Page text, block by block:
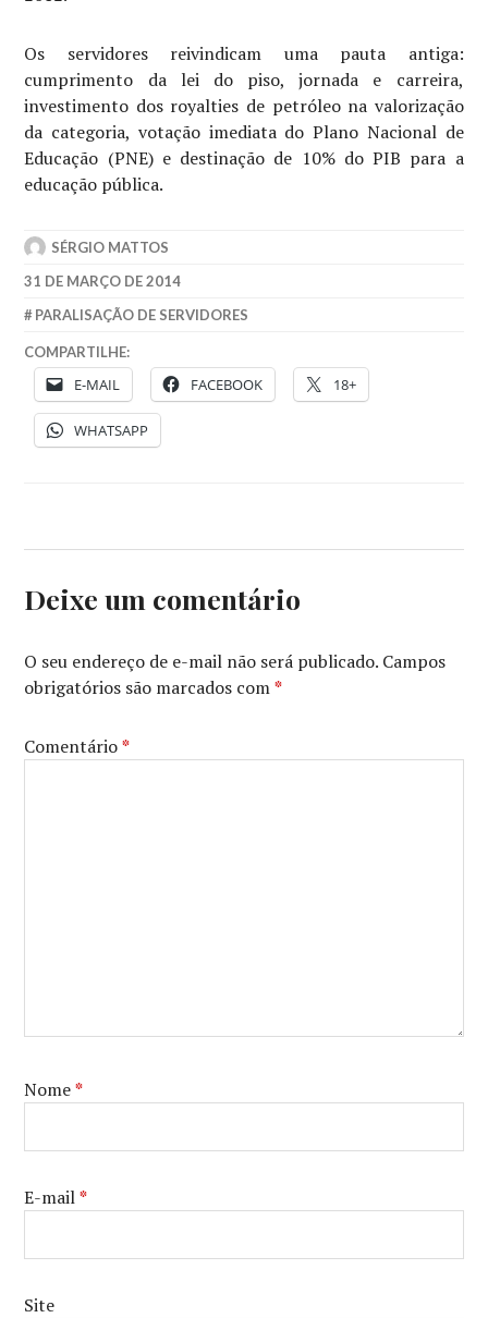
Os servidores reivindicam uma pauta antiga:
cumprimento da lei do piso, jornada e carreira,
investimento dos royalties de petróleo na valorização
da categoria, votação imediata do Plano Nacional de
Educação (PNE) e destinação de 10% do PIB para a
educação pública.
SÉRGIO MATTOS
31 DE MARÇO DE 2014
PARALISAÇÃO DE SERVIDORES
COMPARTILHE:
E-MAIL FACEBOOK 18+
WHATSAPP
Deixe um comentário
O seu endereço de e-mail não será publicado. Campos
obrigatórios são marcados com*
Comentário*
Nome*
E-mail*
Site